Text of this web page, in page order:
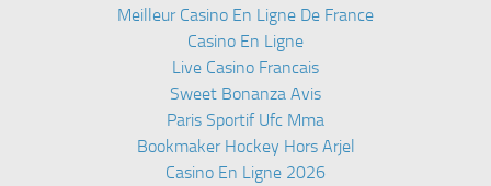
Meilleur Casino En Ligne De France
Casino En Ligne
Live Casino Francais
Sweet Bonanza Avis
Paris Sportif Ufc Mma
Bookmaker Hockey Hors Arjel
Casino En Ligne 2026